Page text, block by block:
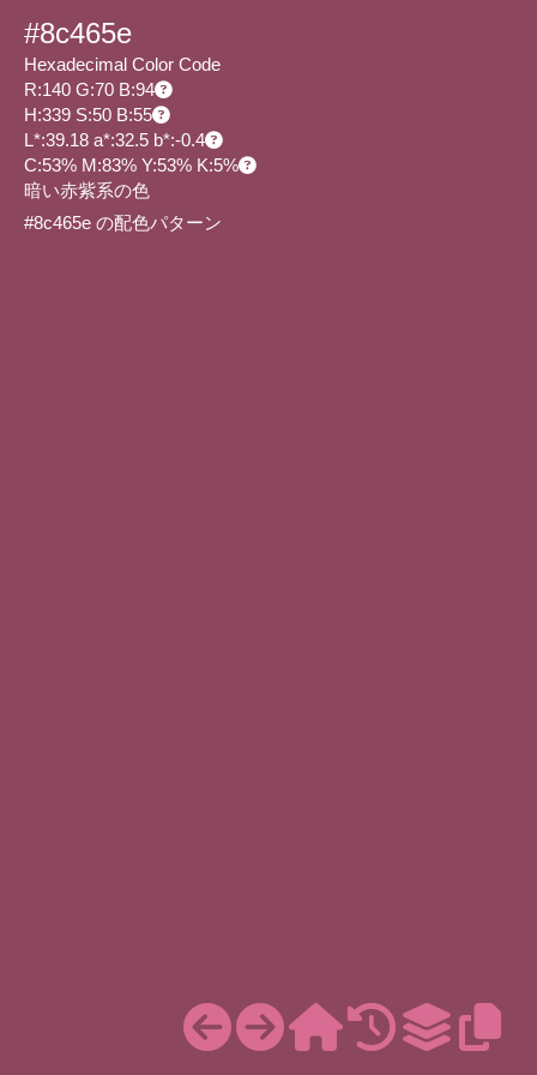
#8c465e
Hexadecimal Color Code
R:140 G:70 B:94
H:339 S:50 B:55
L*:39.18 a*:32.5 b*:-0.4
C:53% M:83% Y:53% K:5%
暗い赤紫系の色
#8c465e の配色パターン